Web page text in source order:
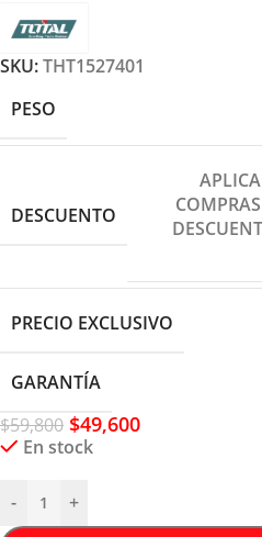
SKU:THT1527401
PESO
DESCUENTO
PRECIO EXCLUSIVO
GARANTÍA
$59,800 $49,600
En stock
- +